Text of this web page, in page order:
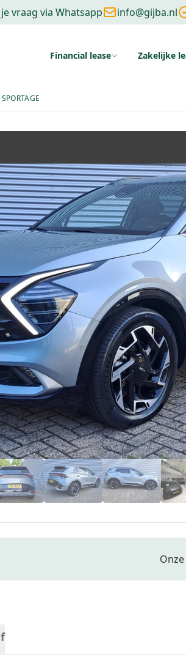
vraag via Whatsapp info@gijba.nl
Financial lease Zakelijke
BKRZonder BKR toetsing